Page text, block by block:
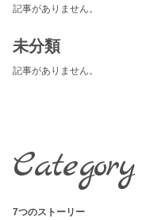
記事がありません。
未分類
記事がありません。
Category
7つのストーリー